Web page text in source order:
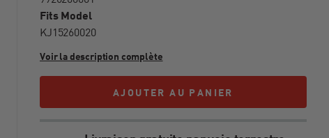
Fits Model
KJ15260020
Avertissements
Voir la description complète
AJOUTER AU PANIER
AJOUTER AU PANIER